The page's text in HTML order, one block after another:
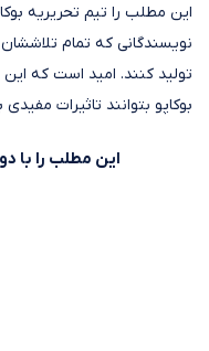
این مطلب را تیم تحریریه
نویسندگانی که تمام تلاششان
تولید کنند. امید است که
بوکاپو بتوانند تاثیرات
این مطلب را با